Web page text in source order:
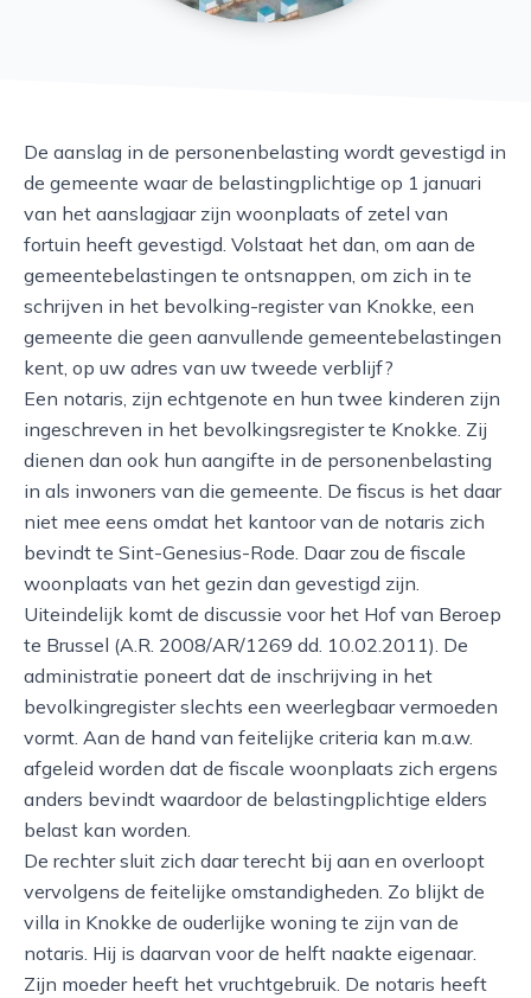
De aanslag in de personenbelasting wordt gevestigd in
de gemeente waar de belastingplichtige op 1 januari
van het aanslagjaar zijn woonplaats of zetel van
fortuin heeft gevestigd. Volstaat het dan, om aan de
gemeentebelastingen te ontsnappen, om zich in te
schrijven in het bevolking-register van Knokke, een
gemeente die geen aanvullende gemeentebelastingen
kent, op uw adres van uw tweede verblijf?
Een notaris, zijn echtgenote en hun twee kinderen zijn
ingeschreven in het bevolkingsregister te Knokke. Zij
dienen dan ook hun aangifte in de personenbelasting
in als inwoners van die gemeente. De fiscus is het daar
niet mee eens omdat het kantoor van de notaris zich
bevindt te Sint-Genesius-Rode. Daar zou de fiscale
woonplaats van het gezin dan gevestigd zijn.
Uiteindelijk komt de discussie voor het Hof van Beroep
te Brussel (A.R. 2008/AR/1269 dd. 10.02.2011). De
administratie poneert dat de inschrijving in het
bevolkingregister slechts een weerlegbaar vermoeden
vormt. Aan de hand van feitelijke criteria kan m.a.w.
afgeleid worden dat de fiscale woonplaats zich ergens
anders bevindt waardoor de belastingplichtige elders
belast kan worden.
De rechter sluit zich daar terecht bij aan en overloopt
vervolgens de feitelijke omstandigheden. Zo blijkt de
villa in Knokke de ouderlijke woning te zijn van de
notaris. Hij is daarvan voor de helft naakte eigenaar.
Zijn moeder heeft het vruchtgebruik. De notaris heeft